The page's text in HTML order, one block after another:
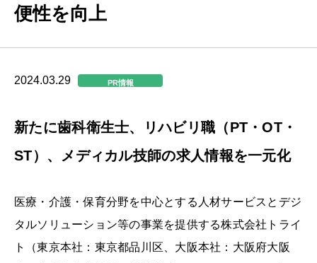
便性を向上
2024.03.29 PR情報
新たに歯科衛生士、リハビリ職（PT・OT・
ST）、メディカル技師の求人情報を一元化
医療・介護・保育分野を中心とする人材サービスとデジ
タルソリューション等の事業を提供する株式会社トライ
ト（東京本社：東京都品川区、大阪本社：大阪府大阪